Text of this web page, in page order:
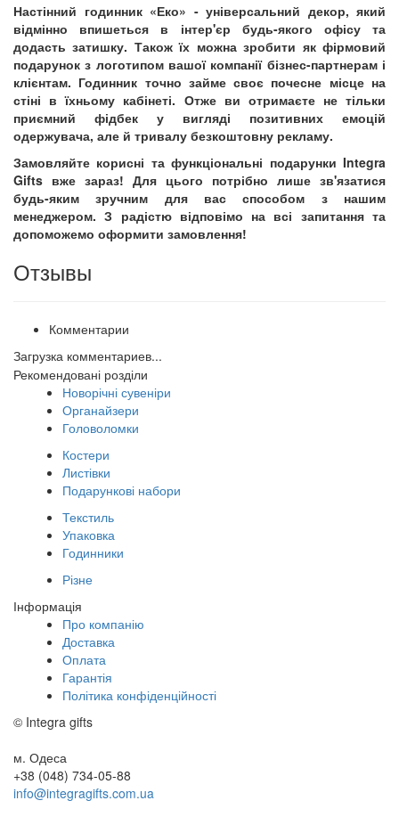
Настінний годинник «Еко» - універсальний декор, який
відмінно впишеться в інтер'єр будь-якого офісу та
додасть затишку. Також їх можна зробити як фірмовий
подарунок з логотипом вашої компанії бізнес-партнерам і
клієнтам. Годинник точно займе своє почесне місце на
стіні в їхньому кабінеті. Отже ви отримаєте не тільки
приємний фідбек у вигляді позитивних емоцій
одержувача, але й тривалу безкоштовну рекламу.
Замовляйте корисні та функціональні подарунки Integra
Gifts вже зараз! Для цього потрібно лише зв'язатися
будь-яким зручним для вас способом з нашим
менеджером.З радістю відповімо на всі запитання та
допоможемо оформити замовлення!
Отзывы
Комментарии
Загрузка комментариев...
Рекомендовані розділи
Новорічні сувеніри
Органайзери
Головоломки
Костери
Листівки
Подарункові набори
Текстиль
Упаковка
Годинники
Різне
Інформація
Про компанію
Доставка
Оплата
Гарантія
Політика конфіденційності
© Integra gifts
м. Одеса
+38 (048) 734-05-88
info@integragifts.com.ua